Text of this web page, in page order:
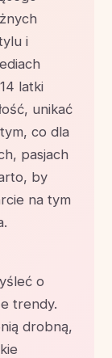
i
latki
unikać
co dla
pasjach
by
na tym
o
trendy.
drobną,